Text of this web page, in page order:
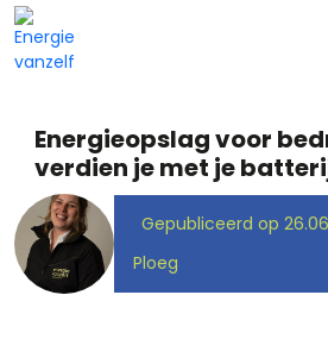
Energieopslag voor
verdien je met je
Gepubliceerd op
Ploeg